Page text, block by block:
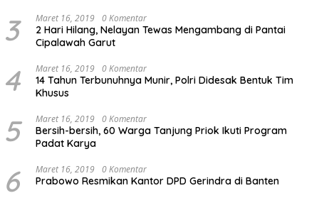
3 Maret 16, 2019 0 Komentar
2 Hari Hilang, Nelayan Tewas Mengambang di Pantai
Cipalawah Garut
4 Maret 16, 2019 0 Komentar
14 Tahun Terbunuhnya Munir, Polri Didesak Bentuk Tim
Khusus
5 Maret 16, 2019 0 Komentar
Bersih-bersih, 60 Warga Tanjung Priok Ikuti Program
Padat Karya
6 Maret 16, 2019 0 Komentar
Prabowo Resmikan Kantor DPD Gerindra di Banten